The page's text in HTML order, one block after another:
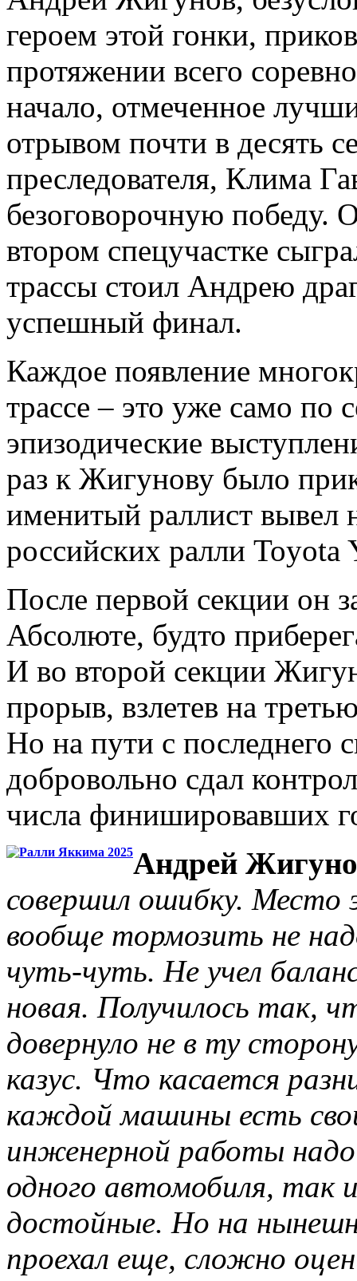
героем этой гонки,
протяжении всего
начало, отмеченное
отрывом почти в десять
преследователя, Клима
безоговорочную победу.
втором спецучастке
трассы стоил Андрею
успешный финал.
Каждое появление
трассе – это уже само по
эпизодические
раз к Жигунову было
именитый раллист вывел
российских ралли Toyota
После первой секции он
Абсолюте, будто
И во второй секции
прорыв, взлетев на
Но на пути с последнего
добровольно сдал
числа финишировавших
Андрей
совершил ошибку. Место
вообще тормозить не
чуть-чуть. Не учел
новая. Получилось так,
довернуло не в ту
казус. Что касается
каждой машины есть
инженерной работы
одного автомобиля, так
достойные. Но на
проехал еще, сложно